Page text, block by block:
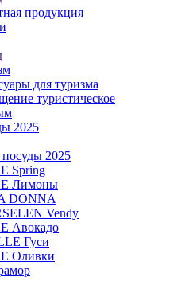
продукция
для туризма
туристическое
2025
2025
Spring
Лимоны
DONNA
Vendy
Авокадо
Гуси
Оливки